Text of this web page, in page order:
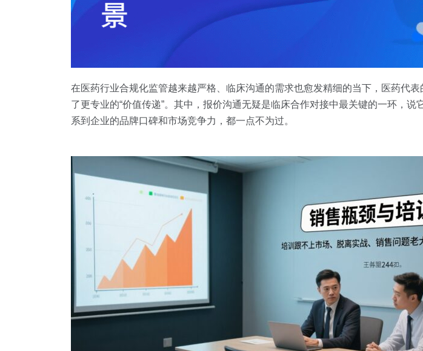
在医药行业合规化监管越来越严格、临床沟通的需求也愈发精细的当下，医药代
了更专业的“价值传递”。其中，报价沟通无疑是临床合作对接中最关键的一环，
系到企业的品牌口碑和市场竞争力，都一点不为过。